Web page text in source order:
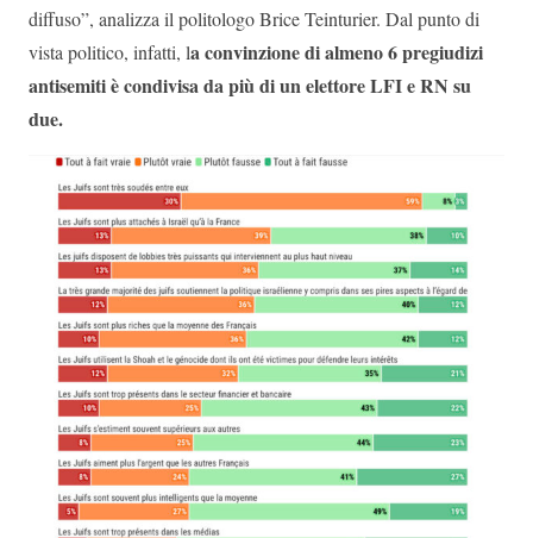
diffuso”, analizza il politologo Brice Teinturier. Dal punto di
vista politico, infatti, la convinzione di almeno 6 pregiudizi
antisemiti è condivisa da più di un elettore LFI e RN su
due.